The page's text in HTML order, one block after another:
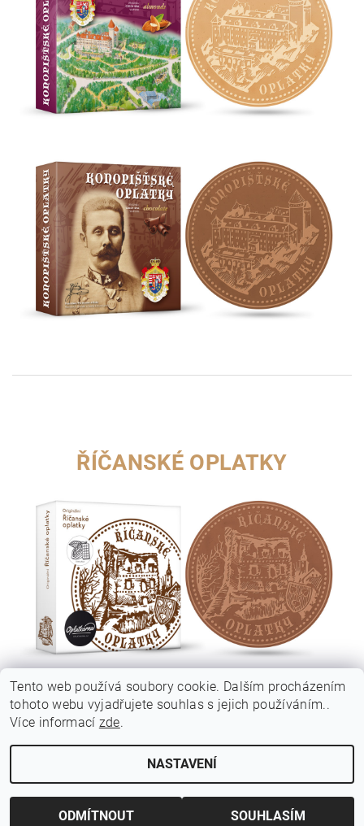
ŘÍČANSKÉ OPLATKY
BrandedWafers.com (ENGLISH)
2026 © ReklamniOplatky.cz, všechna práva vyhrazenaUpravit nastavení cookies
Tento web používá soubory cookie. Dalším procházením
tohoto webu vyjadřujete souhlas s jejich používáním..
Více informací zde.
NASTAVENÍ
ODMÍTNOUT SOUHLASÍM